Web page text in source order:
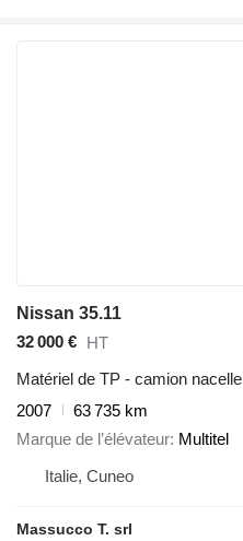
Nissan 35.11
32 000 € HT
Matériel de TP - camion nacelle
2007
63 735 km
Marque de l’élévateur Multitel
Italie, Cuneo
Massucco T. srl